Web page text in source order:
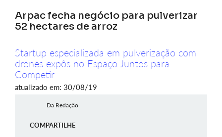
Arpac fecha negócio para pulverizar
52 hectares de arroz
Startup especializada em pulverização com
drones expôs no Espaço Juntos para
Competir
atualizado em: 30/08/19
Da Redação
COMPARTILHE